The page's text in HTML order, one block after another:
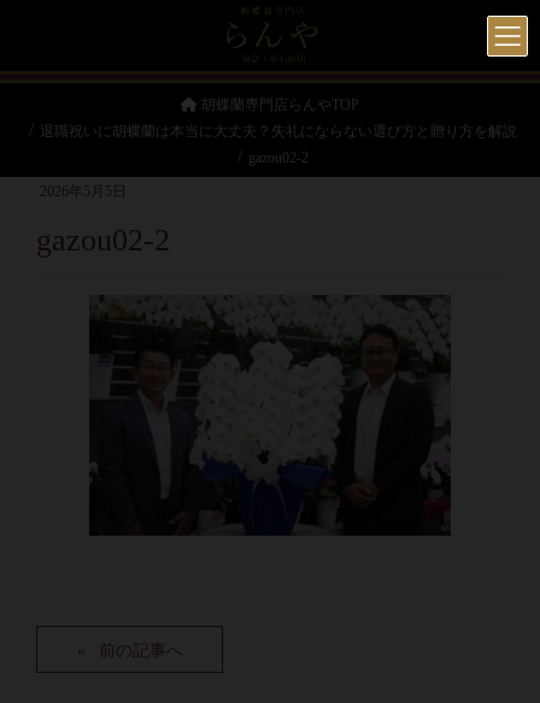
胡蝶蘭専門店らんやTOP
退職祝いに胡蝶蘭は本当に大丈夫？失礼にならない選び方と贈り方を解説
gazou02-2
2026年5月5日
gazou02-2
前の記事へ